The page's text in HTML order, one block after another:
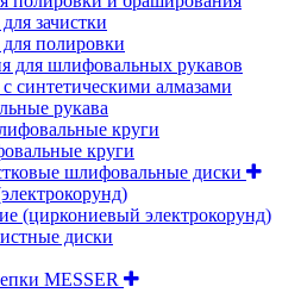
зачистки
полировки
для шлифовальных рукавов
синтетическими алмазами
рукава
круги
круги
шлифовальные диски
(циркониевый электрокорунд)
диски
MESSER